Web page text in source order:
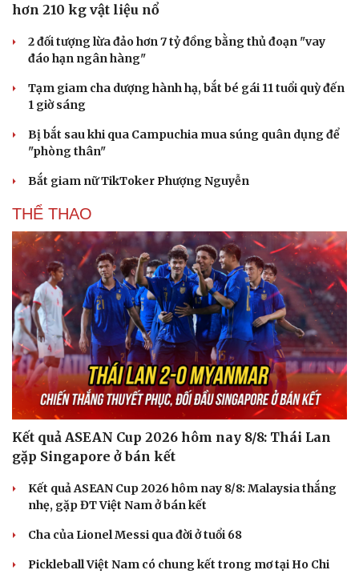
Văn hóa
Sân khấu - Điện ảnh
Văn học
Âm nhạc
Giải trí
Thời trang
hơn 210 kg vật liệu nổ
2 đối tượng lừa đảo hơn 7 tỷ đồng bằng thủ đoạn "vay
đáo hạn ngân hàng"
Tạm giam cha dượng hành hạ, bắt bé gái 11 tuổi quỳ đến
1 giờ sáng
Bị bắt sau khi qua Campuchia mua súng quân dụng để
"phòng thân"
Bắt giam nữ TikToker Phượng Nguyễn
THỂ THAO
Kết quả ASEAN Cup 2026 hôm nay 8/8: Thái Lan
gặp Singapore ở bán kết
Kết quả ASEAN Cup 2026 hôm nay 8/8: Malaysia thắng
nhẹ, gặp ĐT Việt Nam ở bán kết
Cha của Lionel Messi qua đời ở tuổi 68
Pickleball Việt Nam có chung kết trong mơ tại Ho Chi